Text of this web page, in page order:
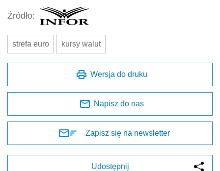
Źródło:
strefa euro kursy walut
Wersja do druku
Napisz do nas
Zapisz się na newsletter
Udostępnij